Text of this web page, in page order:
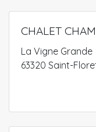
CHALET
La Vigne Grande
63320 Saint-